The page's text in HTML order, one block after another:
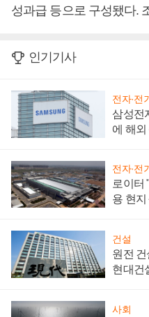
성과급 등으로 구성됐다.
인기기사
전자·전
삼성전
에 해외
전자·전
로이터
용 현지
건설
원전 건
현대건
사회